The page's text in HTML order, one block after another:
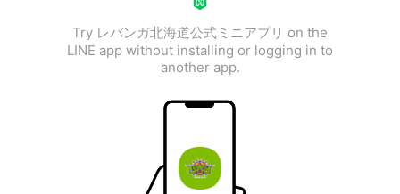
Try レバンガ北海道公式ミニアプリ on the
LINE app without installing or logging in to
another app.